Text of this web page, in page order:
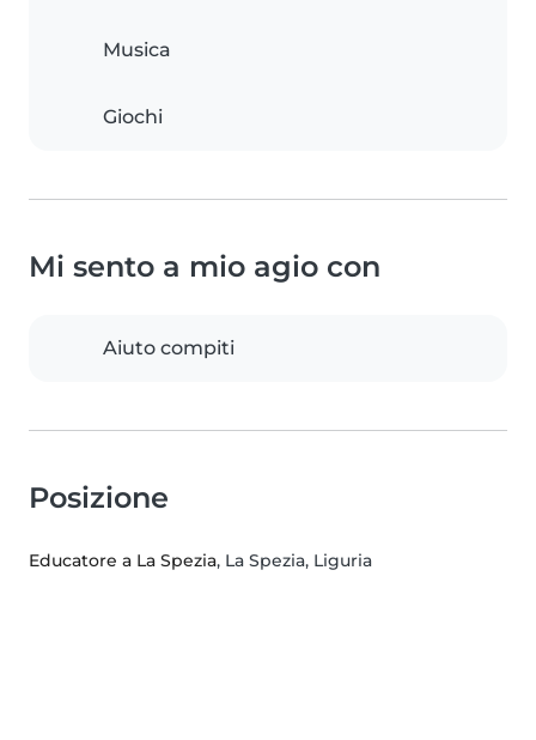
Musica
Giochi
Mi sento a mio agio con
Aiuto compiti
Posizione
Educatore a La Spezia, La Spezia, Liguria